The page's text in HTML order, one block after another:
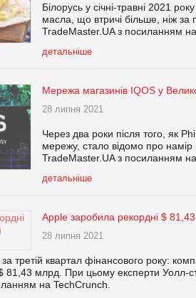
Білорусь у січні-травні 2021
масла, що втричі більше, ніж за
TradeMaster.UA з посиланням
детальніше
Мережа магазинів IQOS у
28 липня 2021
Через два роки після того, як
мережу, стало відомо про намір
TradeMaster.UA з посиланням
детальніше
Apple заробила рекордні $
28 липня 2021
за третій квартал фінансового року:
81,43 млрд. При цьому експерти Уолл-
на TechCrunch.